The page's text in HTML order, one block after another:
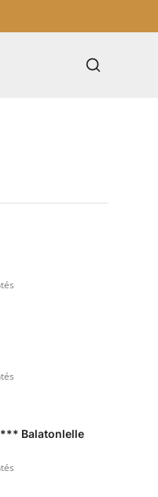
Balatonlelle